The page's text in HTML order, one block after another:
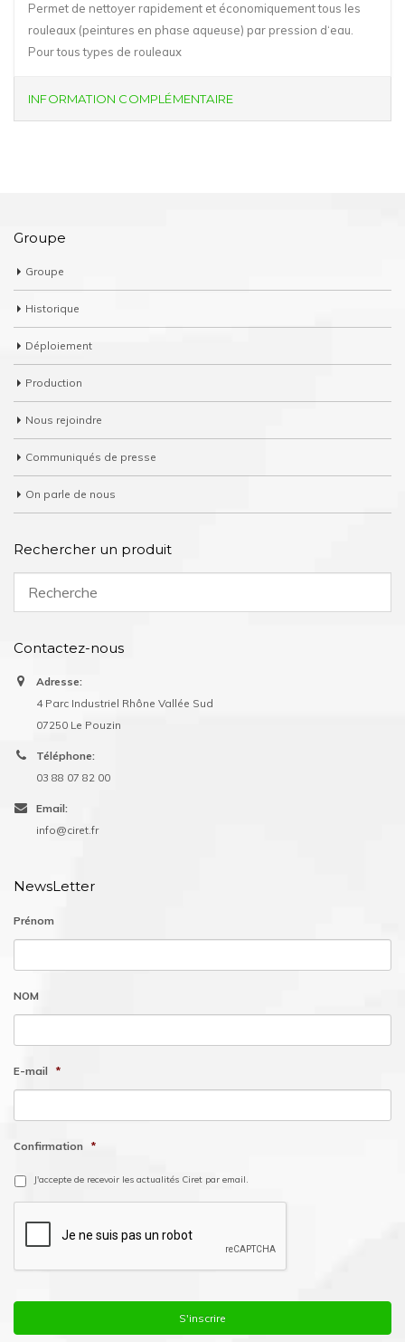
Permet de nettoyer rapidement et économiquement tous les
rouleaux (peintures en phase aqueuse) par pression d‘eau.
Pour tous types de rouleaux
INFORMATION COMPLÉMENTAIRE
Groupe
Groupe
Historique
Déploiement
Production
Nous rejoindre
Communiqués de presse
On parle de nous
Rechercher un produit
Contactez-nous
Adresse:
4 Parc Industriel Rhône Vallée Sud
07250 Le Pouzin
Téléphone:
03 88 07 82 00
Email:
info@ciret.fr
NewsLetter
Prénom
NOM
E-mail *
Confirmation *
J'accepte de recevoir les actualités Ciret par email.